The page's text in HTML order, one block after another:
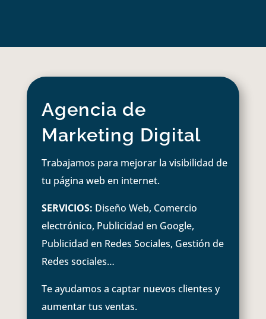
Agencia de
Marketing Digital
Trabajamos para mejorar la visibilidad de
tu página web en internet.
SERVICIOS: Diseño Web, Comercio
electrónico, Publicidad en Google,
Publicidad en Redes Sociales, Gestión de
Redes sociales…
Te ayudamos a captar nuevos clientes y
aumentar tus ventas.